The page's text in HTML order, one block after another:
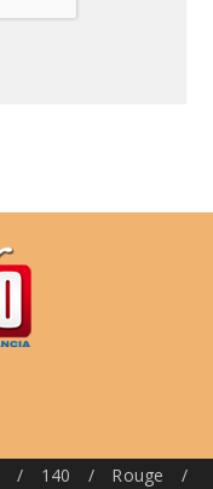
/ 140 / Rouge
/